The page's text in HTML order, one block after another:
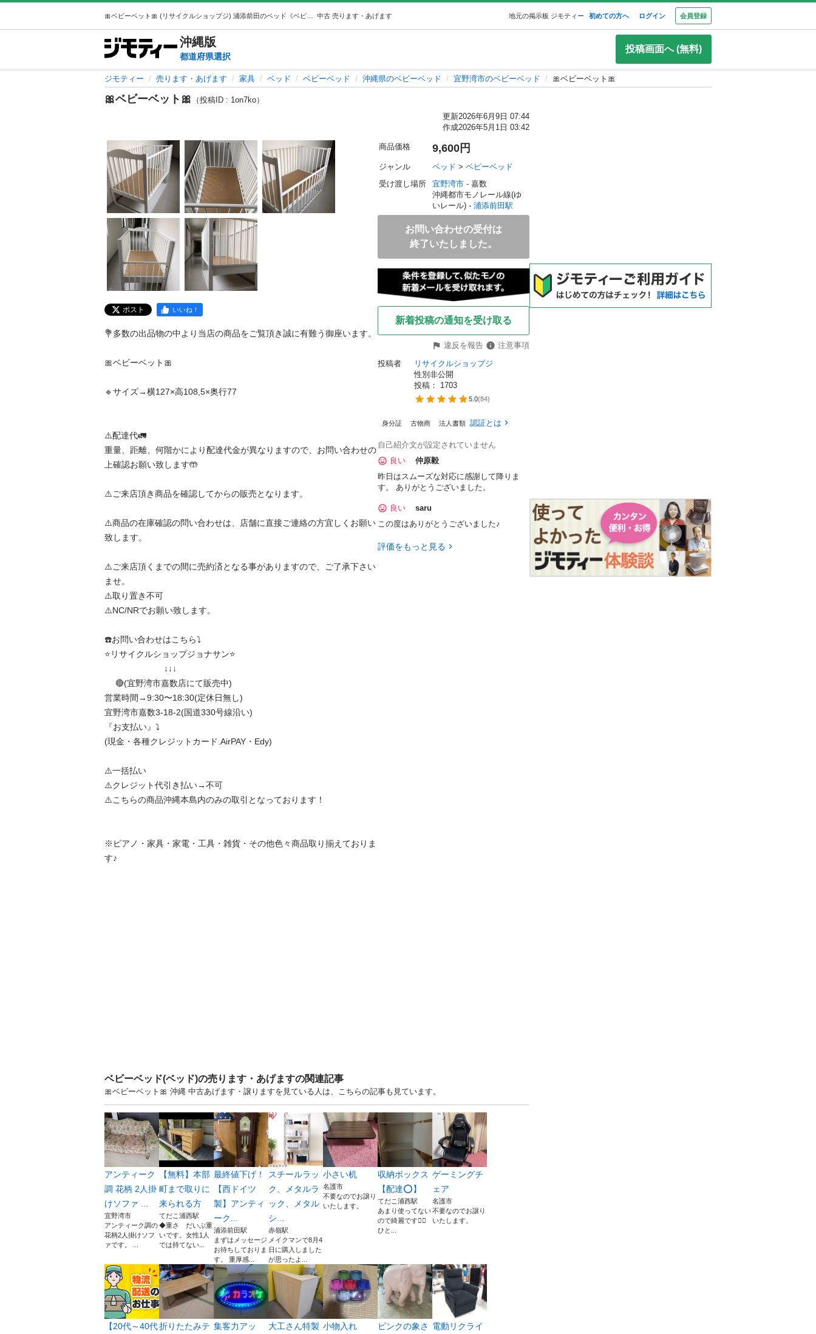
中古 売ります・あげます 地元の掲示板 ジモティー 初めての方へ ログイン 会員登録
沖縄版
都道府県選択
投稿画面へ (無料)
ジモティー 売ります・あげます 家具 ベッド ベビーベッド 沖縄県のベビーベッド 宜野湾市のベビーベッド 🎀ベビーベット🎀
🎀ベビーベット🎀
（投稿ID : 1on7ko）
更新2026年6月9日 07:44
作成2026年5月1日 03:42
ポスト いいね！
💐多数の出品物の中より当店の商品をご覧頂き誠に有難う御座います。
🎀ベビーベット🎀
🔹サイズ→横127×高108,5×奥行77
⚠️配達代🚛
重量、距離、何階かにより配達代金が異なりますので、お問い合わせの
上確認お願い致します🤲
⚠️ご来店頂き商品を確認してからの販売となります。
⚠️商品の在庫確認の問い合わせは、店舗に直接ご連絡の方宜しくお願い
致します。
⚠️ご来店頂くまでの間に売約済となる事がありますので、ご了承下さい
ませ。
⚠️取り置き不可
⚠️NC/NRでお願い致します。
☎️お問い合わせはこちら⤵️
⭐️リサイクルショップジョナサン⭐️
↓↓↓
🔴(宜野湾市嘉数店にて販売中)
営業時間→9:30〜18:30(定休日無し)
宜野湾市嘉数3-18-2(国道330号線沿い)
『お支払い』⤵️
(現金・各種クレジットカード.AirPAY・Edy)
⚠️一括払い
⚠️クレジット代引き払い→不可
⚠️こちらの商品沖縄本島内のみの取引となっております！
※ピアノ・家具・家電・工具・雑貨・その他色々商品取り揃えておりま
す♪
商品価格 9,600円
ジャンル ベッド > ベビーベッド
受け渡し場所
宜野湾市 - 嘉数
沖縄都市モノレール線(ゆ
いレール) - 浦添前田駅
お問い合わせの受付は
終了いたしました。
新着投稿の通知を受け取る
違反を報告
注意事項
投稿者
リサイクルショップジ
性別非公開
投稿： 1703
5.0(84)
身分証 古物商 法人書類 認証とは
自己紹介文が設定されていません
良い
仲原毅
昨日はスムーズな対応に感謝して降りま
す。 ありがとうございました。
良い
saru
この度はありがとうございました♪
評価をもっと見る
ベビーベッド(ベッド)の売ります・あげますの関連記事
🎀ベビーベット🎀 沖縄 中古あげます・譲りますを見ている人は、こちらの記事も見ています。
アンティーク
調 花柄 2人掛
けソファ ...
宜野湾市
アンティーク調の
花柄2人掛けソフ
ァです。 ...
【無料】本部
町まで取りに
来られる方
てだこ浦西駅
◆重さ だいぶ重
いです。女性1人
では持てない...
最終値下げ！
【西ドイツ
製】アンティ
ーク...
浦添前田駅
まずはメッセージ
お待ちしておりま
す。 重厚感...
スチールラッ
ク、メタルラ
ック、メタル
シ...
赤嶺駅
メイクマンで8月4
日に購入しました
が思ったよ...
小さい机
名護市
不要なのでお譲り
いたします。
収納ボックス
【配達⭕️】
てだこ浦西駅
あまり使ってない
ので綺麗です🙆‍♀️
ひと...
ゲーミングチ
ェア
名護市
不要なのでお譲り
いたします。
【20代～40代折りたたみテ 集客力アッ
大工さん特製 小物入れ
ピンクの象さ
電動リクライ